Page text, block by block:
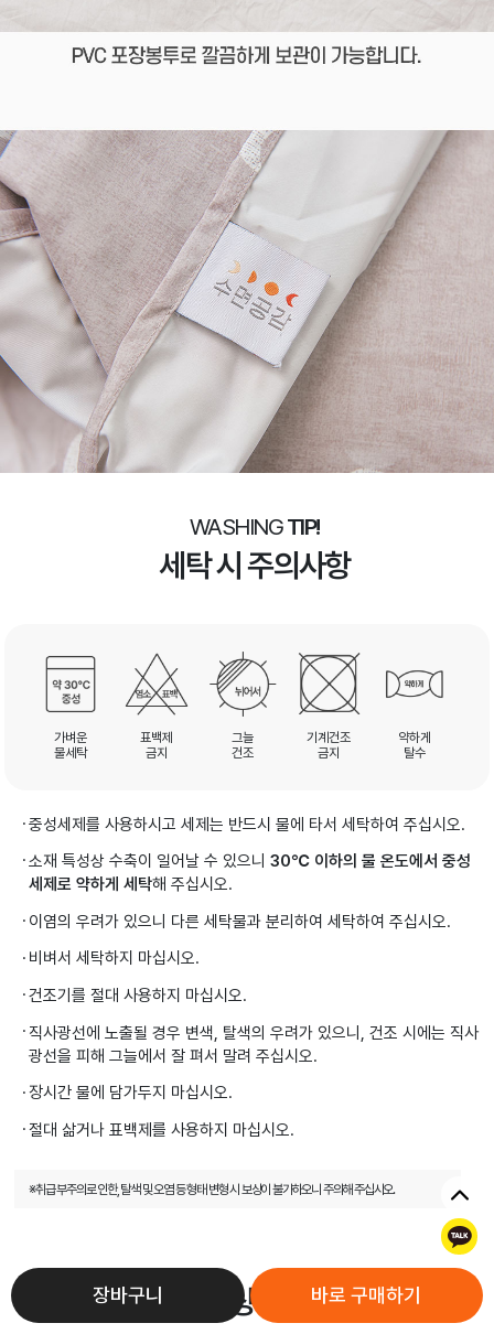
장바구니 바로 구매하기
WASHINGTIP!
세탁 시 주의사항
가벼운
물세탁
표백제
금지
그늘
건조
기계건조
금지
약하게
탈수
중성세제를 사용하시고 세제는 반드시 물에 타서 세탁하여 주십시오.
소재 특성상 수축이 일어날 수 있으니30℃ 이하의 물 온도에서 중성
세제로 약하게 세탁해 주십시오.
이염의 우려가 있으니 다른 세탁물과 분리하여 세탁하여 주십시오.
비벼서 세탁하지 마십시오.
건조기를 절대 사용하지 마십시오.
직사광선에 노출될 경우 변색, 탈색의 우려가 있으니, 건조 시에는 직사
광선을 피해 그늘에서 잘 펴서 말려 주십시오.
장시간 물에 담가두지 마십시오.
절대 삶거나 표백제를 사용하지 마십시오.
※취급 부주의로 인한, 탈색 및 오염 등 형태 변형 시 보상이 불가하오니 주의해 주십시오.
제품 상세 정보